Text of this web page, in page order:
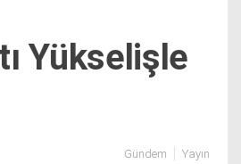
Yükselişle
Gündem Yayın